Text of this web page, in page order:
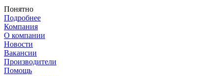
Понятно
Подробнее
Компания
О компании
Новости
Вакансии
Производители
Помощь